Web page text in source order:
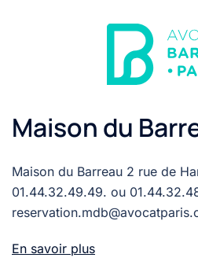
Maison du
Maison du Barreau 2 rue de
01.44.32.49.49. ou
En savoir plus